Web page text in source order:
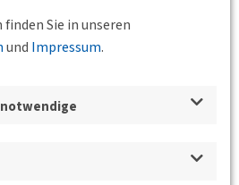
Sie in unseren
und Impressum.